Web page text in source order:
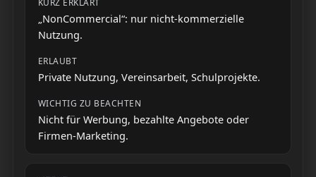
„NonCommercial“: nur nicht-kommerzielle
Nutzung.
Private Nutzung, Vereinsarbeit, Schulprojekte.
Nicht für Werbung, bezahlte Angebote oder
Firmen-Marketing.